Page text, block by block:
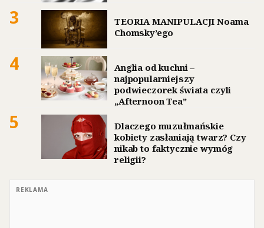
3
TEORIA MANIPULACJI Noama
Chomsky’ego
4
Anglia od kuchni –
najpopularniejszy
podwieczorek świata czyli
„Afternoon Tea”
5
Dlaczego muzułmańskie
kobiety zasłaniają twarz? Czy
nikab to faktycznie wymóg
religii?
REKLAMA